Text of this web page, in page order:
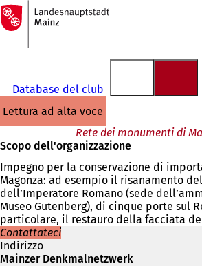
Vai al contenuto
Alla
pagina
iniziale
Database del club
lettura ad alta voce
Rete dei monumenti di
Scopo dell'organizzazione
Impegno per la conservazione di
Magonza: ad esempio il risanamento
dell’Imperatore Romano (sede
Museo Gutenberg), di cinque porte sul
particolare, il restauro della facciata
Contattateci
Indirizzo
Mainzer Denkmalnetzwerk